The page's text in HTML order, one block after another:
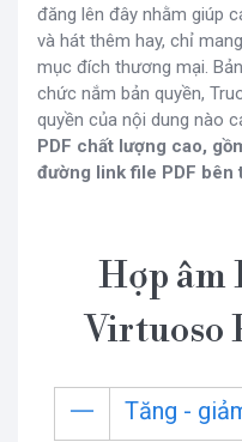
đăng lên đây nhằm giúp
và hát thêm hay, chỉ
mục đích thương mại.
chức nắm bản quyền,
quyền của nội dung nào
PDF chất lượng cao,
đường link file PDF bên
Hợp âm
Virtuoso
Tăng -